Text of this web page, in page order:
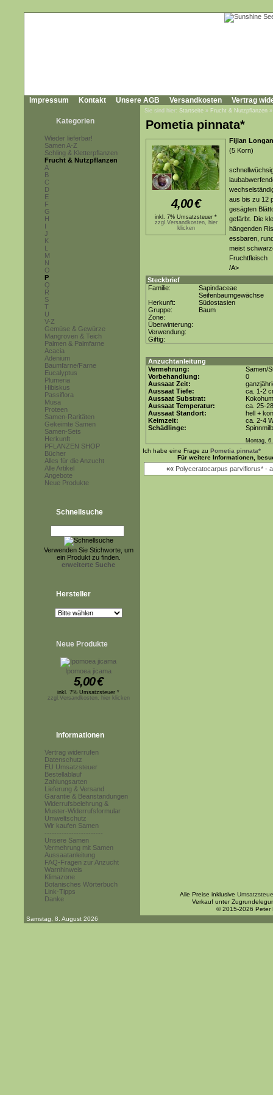
Impressum Kontakt Unsere AGB Versandkosten Vertrag
Kategorien
Wieder lieferbar!
Samen A-Z
Schling & Kletterpflanzen
Frucht & Nutzpflanzen
A
B
C
D
E
F
G
H
I
J
K
L
M
N
O
P
Q
R
S
T
U
V-Z
Gemüse & Gewürze
Mangroven & Teich
Palmen & Palmfarne
Acacia
Adenium
Baumfarne/Farne
Eucalyptus
Plumeria
Hibiskus
Passiflora
Musa
Proteen
Samen-Raritäten
Gekeimte Samen
Samen-Sets
Herkunft
PFLANZEN SHOP
Bücher
Alles für die Anzucht
Alle Artikel
Angebote
Neue Produkte
Schnellsuche
Verwenden Sie Stichworte, um
ein Produkt zu finden.
erweiterte Suche
Hersteller
Neue Produkte
Ipomoea jicama
5,00€
inkl. 7% Umsatzsteuer *
zzgl.Versandkosten, hier klicken
Informationen
Vertrag widerrufen
Datenschutz
EU Umsatzsteuer
Bestellablauf
Zahlungsarten
Lieferung & Versand
Garantie & Beanstandungen
Widerrufsbelehrung &
Muster-Widerrufsformular
Umweltschutz
Wir kaufen Samen
------------------------
Unsere Samen
Vermehrung mit Samen
Aussaatanleitung
FAQ-Fragen zur Anzucht
Warnhinweis
Klimazone
Botanisches Wörterbuch
Link-Tipps
Danke
Sie sind hier: Startseite » Frucht & Nutzpflanzen
Pometia pinnata*
4,00€
inkl. 7% Umsatzsteuer *
zzgl.Versandkosten, hier
klicken
Fijian
(5 Korn)
aus bis zu 12
gesägten
gefärbt. Die
hängenden
essbaren,
meist
Fruchtfleisch
/A>
Steckbrief
Familie:
Sapindaceae
Seifenbaumgewächse
Herkunft:
Südostasien
Gruppe:
Baum
Zone:
Überwinterung:
Verwendung:
Giftig:
Anzuchtanleitung
Vermehrung:
Samen/
Vorbehandlung:
0
Aussaat Zeit:
Aussaat Tiefe:
ca. 1-2
Aussaat Substrat:
Aussaat Temperatur:
ca. 25-
Aussaat Standort:
hell +
Keimzeit:
ca. 2-4
Schädlinge:
Montag,
Ich habe eine Frage zu Pometia pinnata*
Für weitere Informationen,
«« Polyceratocarpus parviflorus* -
Alle Preise inklusive
Verkauf unter
© 2015-2026 Peter
Samstag, 8. August 2026